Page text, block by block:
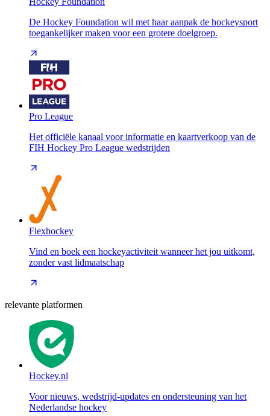
De Hockey Foundation wil met haar aanpak de hockeysport
toegankelijker maken voor een grotere doelgroep.
Pro League
Het officiële kanaal voor informatie en kaartverkoop van de
FIH Hockey Pro League wedstrijden
Flexhockey
Vind en boek een hockeyactiviteit wanneer het jou uitkomt,
zonder vast lidmaatschap
relevante platformen
Hockey.nl
Voor nieuws, wedstrijd-updates en ondersteuning van het
Nederlandse hockey